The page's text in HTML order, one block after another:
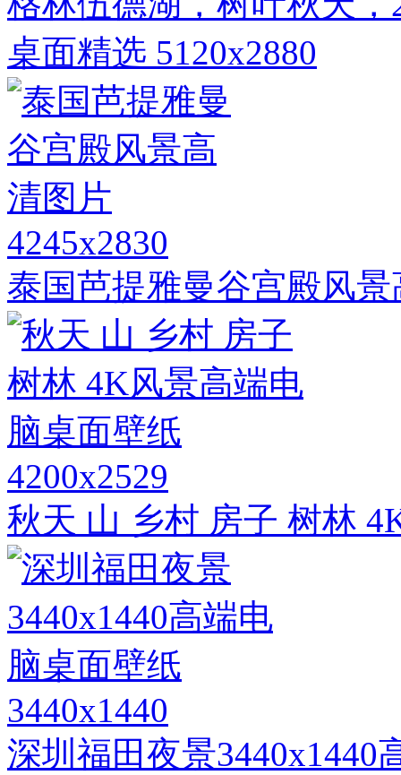
桌面精选 5120x2880
4245x2830
泰国芭提雅曼谷宫殿风
4200x2529
秋天 山 乡村 房子 树林
3440x1440
深圳福田夜景3440x1440